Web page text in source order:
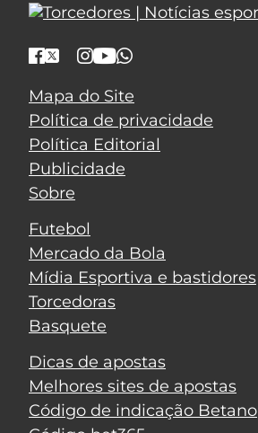
Mapa do Site
Política de privacidade
Política Editorial
Publicidade
Sobre
Futebol
Mercado da Bola
Mídia Esportiva e bastidores
Torcedoras
Basquete
Dicas de apostas
Melhores sites de apostas
Código de indicação Betano